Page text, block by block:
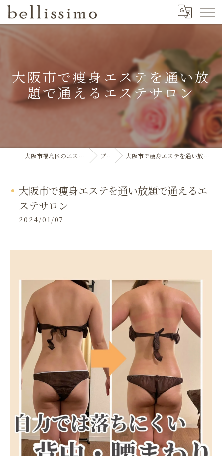
大阪市で痩身エステを通い放
題で通えるエステサロン
大阪市福島区のエステならbellissimo ブログ 大阪市で痩身エステを通い放題で通えるエステサロン
大阪市で痩身エステを通い放題で通えるエ
ステサロン
2024/01/07